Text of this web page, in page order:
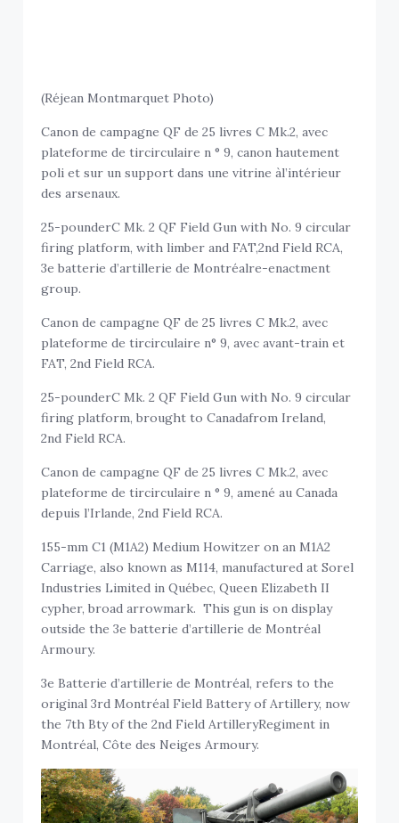
(Réjean Montmarquet Photo)
Canon de campagne QF de 25 livres C Mk.2, avec
plateforme de tircirculaire n ° 9, canon hautement
poli et sur un support dans une vitrine àl’intérieur
des arsenaux.
25-pounderC Mk. 2 QF Field Gun with No. 9 circular
firing platform, with limber and FAT,2nd Field RCA,
3e batterie d’artillerie de Montréalre-enactment
group.
Canon de campagne QF de 25 livres C Mk.2, avec
plateforme de tircirculaire n° 9, avec avant-train et
FAT, 2nd Field RCA.
25-pounderC Mk. 2 QF Field Gun with No. 9 circular
firing platform, brought to Canadafrom Ireland,
2nd Field RCA.
Canon de campagne QF de 25 livres C Mk.2, avec
plateforme de tircirculaire n ° 9, amené au Canada
depuis l’Irlande, 2nd Field RCA.
155-mm C1 (M1A2) Medium Howitzer on an M1A2
Carriage, also known as M114, manufactured at Sorel
Industries Limited in Québec, Queen Elizabeth II
cypher, broad arrowmark. This gun is on display
outside the 3e batterie d’artillerie de Montréal
Armoury.
3e Batterie d’artillerie de Montréal, refers to the
original 3rd Montréal Field Battery of Artillery, now
the 7th Bty of the 2nd Field ArtilleryRegiment in
Montréal, Côte des Neiges Armoury.